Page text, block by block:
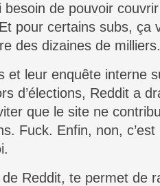
besoin de pouvoir
pour certains subs, ça
des dizaines de milliers.
et leur enquête interne
d’élections, Reddit a
que le site ne
Fuck. Enfin, non, c’est
Reddit, te permet de